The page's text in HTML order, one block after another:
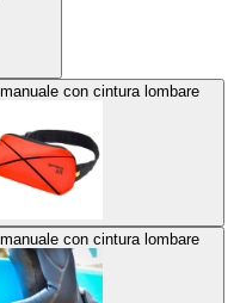
con cintura lombare
con cintura lombare